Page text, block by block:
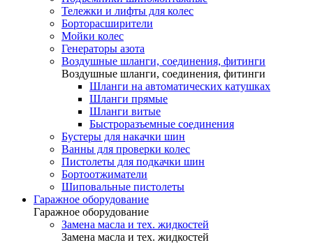
Тележки и лифты для колес
Борторасширители
Мойки колес
Генераторы азота
Воздушные шланги, соединения, фитинги
Воздушные шланги, соединения, фитинги
Шланги на автоматических катушках
Шланги прямые
Шланги витые
Быстроразъемные соединения
Бустеры для накачки шин
Ванны для проверки колес
Пистолеты для подкачки шин
Бортоотжиматели
Шиповальные пистолеты
Гаражное оборудование
Гаражное оборудование
Замена масла и тех. жидкостей
Замена масла и тех. жидкостей